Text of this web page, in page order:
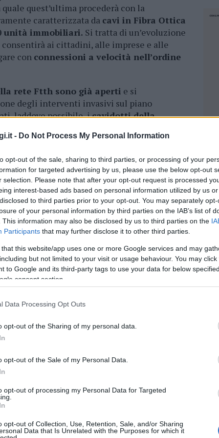
- Do Not Process My Personal Information
opt-out of the sale, sharing to third parties, or processing of your
for targeted advertising by us, please use the below opt-out
selection. Please note that after your opt-out request is processed
interest-based ads based on personal information utilized by us
to third parties prior to your opt-out. You may separately
of your personal information by third parties on the IAB’s list of
This information may also be disclosed by us to third parties on the
Participants that may further disclose it to other third parties.
that this website/app uses one or more Google services and may
but not limited to your visit or usage behaviour. You may
to Google and its third-party tags to use your data for below
consent section.
Data Processing Opt Outs
opt-out of the Sharing of my personal data.
opt-out of the Sale of my Personal Data.
opt-out of processing my Personal Data for Targeted
opt-out of Collection, Use, Retention, Sale, and/or Sharing
Data that Is Unrelated with the Purposes for which it
quest’ultima procederà con la
caratterizzata da cavi in Fibra Ottica
unità immobiliari. Si tratta di un’evoluzione
ai cittadini, alle imprese e alle
con connessioni a velocità nell’ordine
rete Ftth sono già aperti e si
degli interventi invasivi sul piano
laddove possibile, icavidotti della
già esistenti
l’impatto ambientale degli
del territorio comunale. Siportal ha
rete cercando di ridurre al minimo
l’adozione di elementi di rete passivi che
dei pozzetti stradali di snodo.
e in particolar modo di quelle in fibra ottica,
la nascita di comunità di serie A e
che icittadini e le imprese di Golfo
sforzo– sottolinea Francesco Saluta, ceo di
progetto di copertura iniziato anni fa con i
oggi finalmente consentirà anche a
nostra reteX-Gpon. Grazie alla fibra
e implementare applicazioni Smart
e importantissimi servizi: dall’IoT al
di Smart Working alla DaD,
HD dello streaming online”.
per implementare la rete e attivare i primi
tempo per supportare al meglio le
e pertanto abbiamo il dovere di
il sindaco di Golfo Aranci Mario